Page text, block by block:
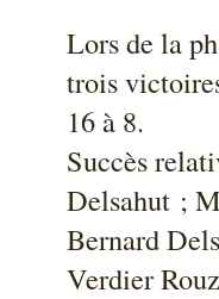
Lors de la
trois
16 à 8.
Succès
Delsahut ;
Bernard
Verdier